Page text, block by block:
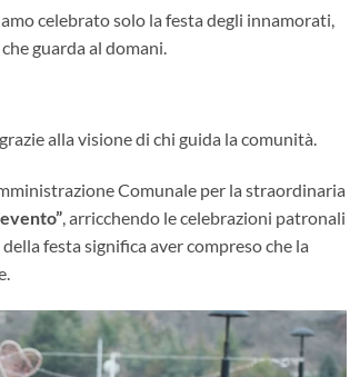
celebrato solo la festa degli innamorati,
guarda al domani.
alla visione di chi guida la comunità.
Comunale per la straordinaria
, arricchendo le celebrazioni patronali
festa significa aver compreso che la